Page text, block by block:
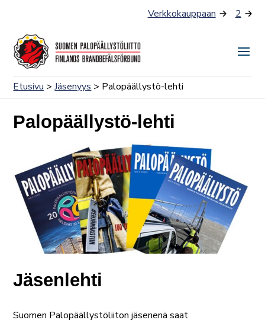
Verkkokauppaan 2
Etusivu >Jäsenyys > Palopäällystö-lehti
Palopäällystö-lehti
Jäsenlehti
Suomen Palopäällystöliiton jäsenenä saat